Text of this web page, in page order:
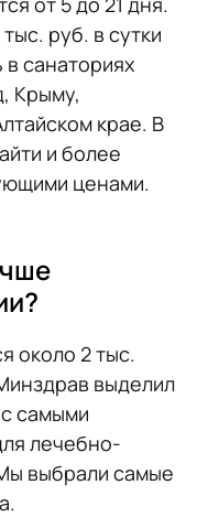
руб. в сутки
в санаториях
Крыму,
крае. В
и более
ценами.
около 2 тыс.
выделил
самыми
лечебно-
выбрали самые